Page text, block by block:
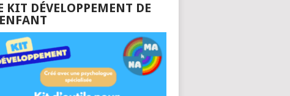
KIT DÉVELOPPEMENT DE